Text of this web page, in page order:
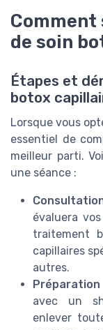
Comment
de soin
Étapes et
botox
Lorsque vous
essentiel de
meilleur parti.
une séance :
évaluera
traitement
capillaires
autres.
avec un
enlever